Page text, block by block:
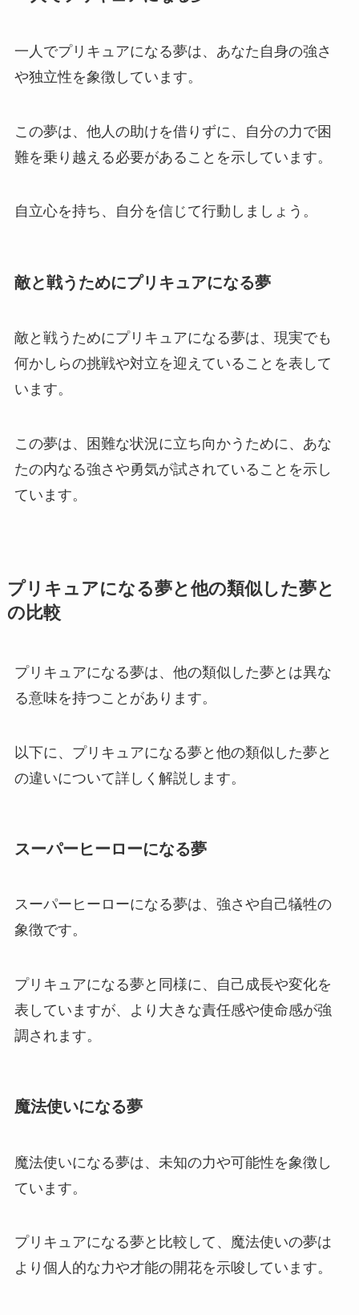
一人でプリキュアになる夢は、あなた自身の強さ
や独立性を象徴しています。
この夢は、他人の助けを借りずに、自分の力で困
難を乗り越える必要があることを示しています。
自立心を持ち、自分を信じて行動しましょう。
敵と戦うためにプリキュアになる夢
敵と戦うためにプリキュアになる夢は、現実でも
何かしらの挑戦や対立を迎えていることを表して
います。
この夢は、困難な状況に立ち向かうために、あな
たの内なる強さや勇気が試されていることを示し
ています。
プリキュアになる夢と他の類似した夢と
の比較
プリキュアになる夢は、他の類似した夢とは異な
る意味を持つことがあります。
以下に、プリキュアになる夢と他の類似した夢と
の違いについて詳しく解説します。
スーパーヒーローになる夢
スーパーヒーローになる夢は、強さや自己犠牲の
象徴です。
プリキュアになる夢と同様に、自己成長や変化を
表していますが、より大きな責任感や使命感が強
調されます。
魔法使いになる夢
魔法使いになる夢は、未知の力や可能性を象徴し
ています。
プリキュアになる夢と比較して、魔法使いの夢は
より個人的な力や才能の開花を示唆しています。